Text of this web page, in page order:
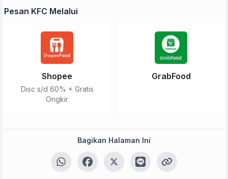
Pesan KFC Melalui
Shopee
Disc s/d 60% + Gratis
Ongkir
GrabFood
Bagikan Halaman Ini